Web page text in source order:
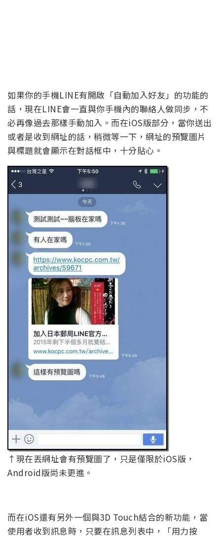
如果你的手機LINE有開啟「自動加入好友」的功能的
話，現在LINE會一直與你手機內的聯絡人做同步，不
必再像過去那樣手動加入。而在iOS版部分，當你送出
或者是收到網址的話，稍微等一下，網址的預覽圖片
與標題就會顯示在對話框中，十分貼心。
↑現在丟網址會有預覽圖了，只是僅限於iOS版，
Android版尚未更進。
而在iOS還有另外一個與3D Touch結合的新功能，當
使用者收到訊息時，只要在訊息列表中，「用力按